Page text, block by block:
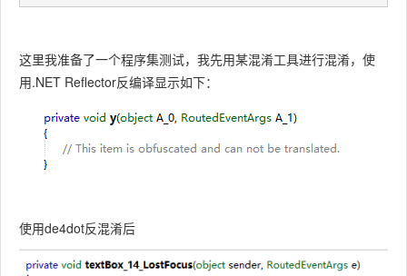
这里我准备了一个程序集测试，我先用某混淆工具进行混淆，使
用.NET Reflector反编译显示如下：
使用de4dot反混淆后